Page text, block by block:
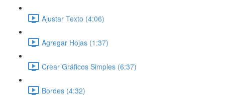
Ajustar Texto (4:06)
Agregar Hojas (1:37)
Crear Gráficos Simples (6:37)
Bordes (4:32)